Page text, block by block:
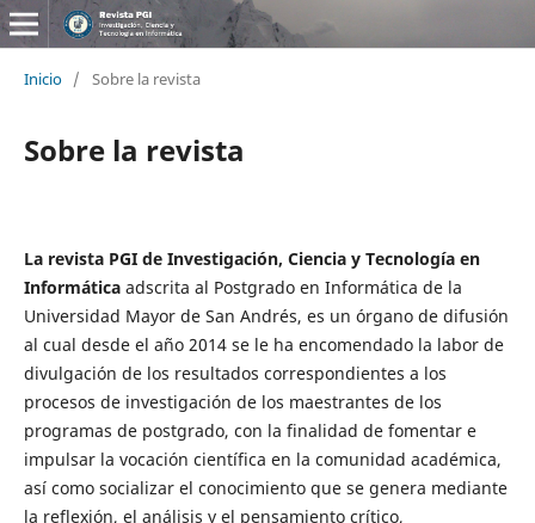
Inicio / Sobre la revista
Sobre la revista
La revista PGI de Investigación, Ciencia y Tecnología en
Informáticaadscrita al Postgrado en Informática de la
Universidad Mayor de San Andrés, es un órgano de difusión
al cual desde el año 2014 se le ha encomendado la labor de
divulgación de los resultados correspondientes a los
procesos de investigación de los maestrantes de los
programas de postgrado, con la finalidad de fomentar e
impulsar la vocación científica en la comunidad académica,
así como socializar el conocimiento que se genera mediante
la reflexión, el análisis y el pensamiento crítico,